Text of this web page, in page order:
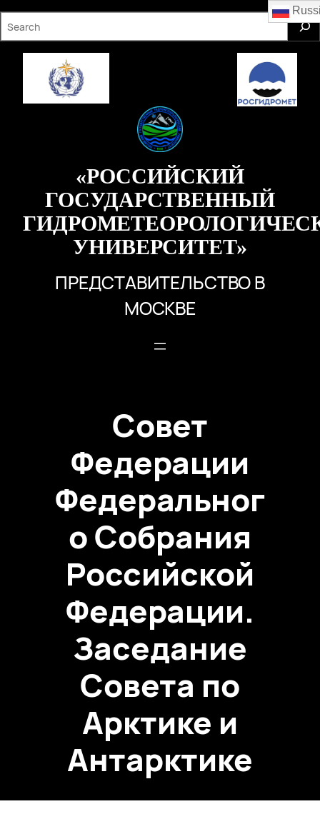
к
содержимому
S
r
«РОССИЙСКИЙ
ГОСУДАРСТВЕННЫЙ
УНИВЕРСИТЕТ»
ПРЕДСТАВИТЕЛЬСТВО В
МОСКВЕ
Совет
Федерации
Федеральног
о Собрания
Российской
Федерации.
Заседание
Совета по
Арктике и
Антарктике